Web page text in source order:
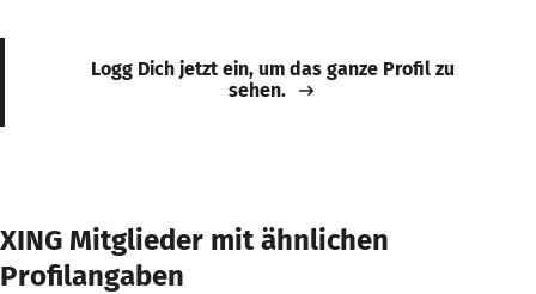
Logg Dich jetzt ein, um das ganze Profil zu
sehen.
XING Mitglieder mit ähnlichen
Profilangaben